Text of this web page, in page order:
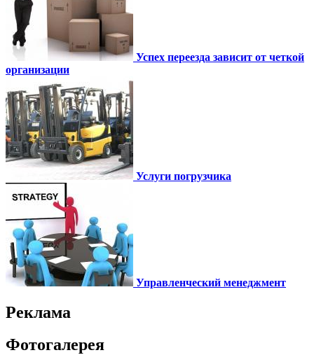
Успех переезда зависит от четкой
организации
Услуги погрузчика
Управленческий менеджмент
Реклама
Фотогалерея